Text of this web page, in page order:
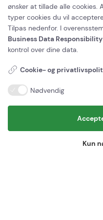
Kontakt os
BornPark
Østerlars, 3760 Gudhjem
Email:
info@bornpark.dk
Tlf:
+45 56 96 56 96
Her finder du os
ønsker at tillade alle cookies.
typer cookies du vil
Tilpas nedenfor. I
Business Data
kontrol over dine data.
Cookie- og
Nødvendig
Kun